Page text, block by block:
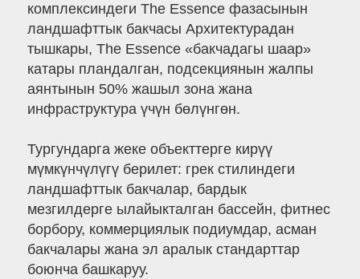
комплексиндеги The Essence фазасынын
ландшафттык бакчасы Архитектурадан
тышкары, The Essence «бакчадагы шаар»
катары пландалган, подсекциянын жалпы
аянтынын 50% жашыл зона жана
инфраструктура үчүн бөлүнгөн.
Тургундарга жеке объекттерге кирүү
мүмкүнчүлүгү берилет: грек стилиндеги
ландшафттык бакчалар, бардык
мезгилдерге ылайыкталган бассейн, фитнес
борбору, коммерциялык подиумдар, асман
бакчалары жана эл аралык стандарттар
боюнча башкаруу.